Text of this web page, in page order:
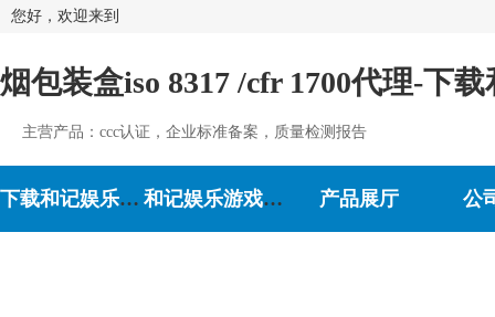
您好，欢迎来到
烟包装盒iso 8317 /cfr 1700代理-下
主营产品：ccc认证，企业标准备案，质量检测报告
下载和记娱乐-和记娱乐游戏 和记娱乐游戏的介绍 产品展厅 公